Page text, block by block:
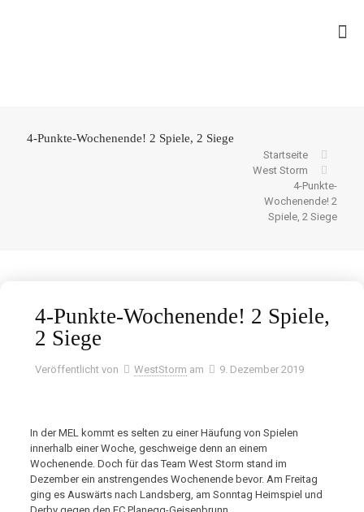
4-Punkte-Wochenende! 2 Spiele, 2 Siege
Startseite
West Storm
4-Punkte-
Wochenende! 2
Spiele, 2 Siege
4-Punkte-Wochenende! 2 Spiele,
2 Siege
Veröffentlicht von WestStorm am 9. Dezember 2019
In der MEL kommt es selten zu einer Häufung von Spielen
innerhalb einer Woche, geschweige denn an einem
Wochenende. Doch für das Team West Storm stand im
Dezember ein anstrengendes Wochenende bevor. Am Freitag
ging es Auswärts nach Landsberg, am Sonntag Heimspiel und